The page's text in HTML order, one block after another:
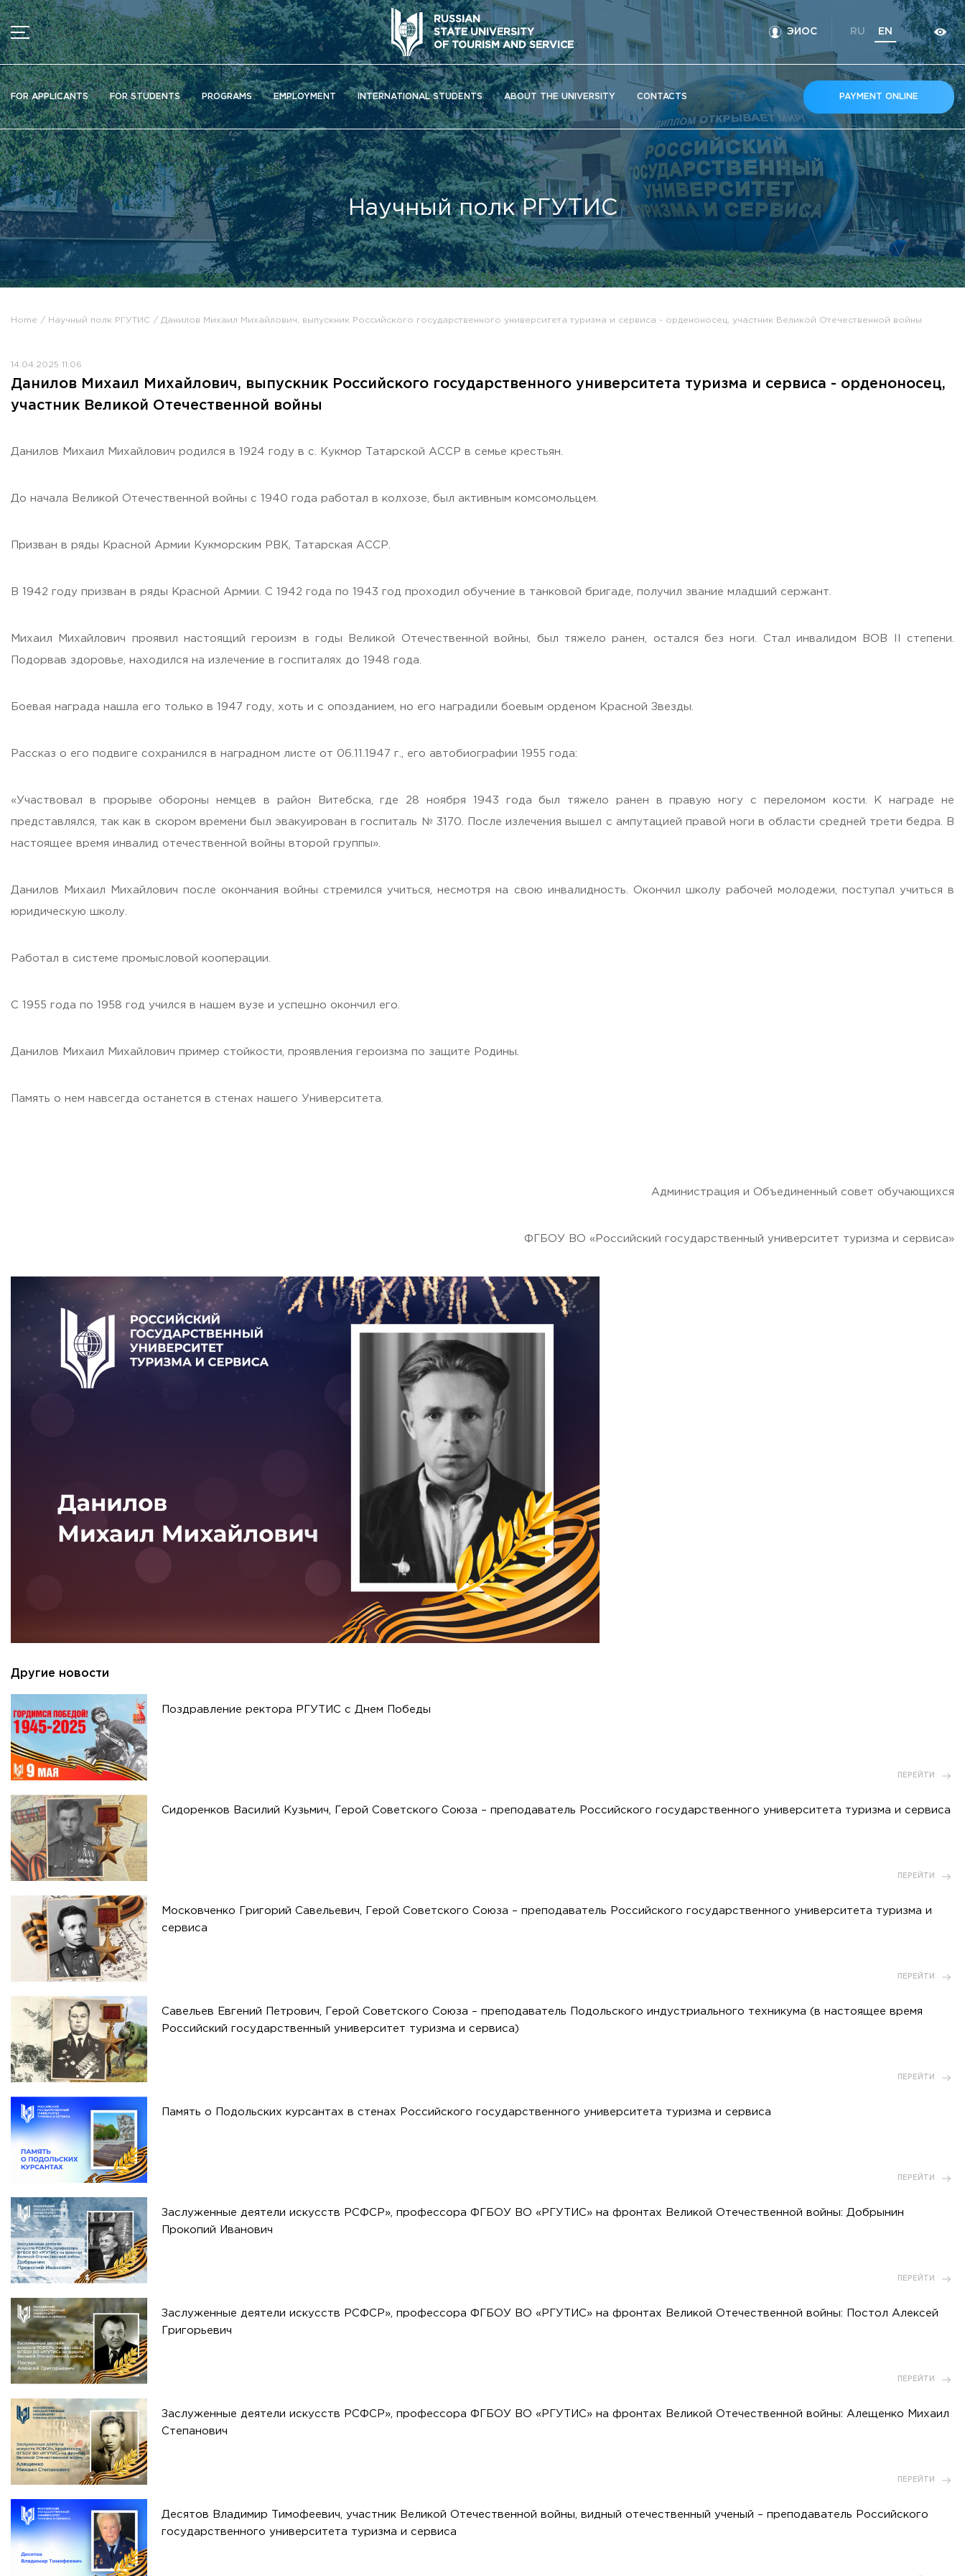
RUSSIAN
STATE UNIVERSITY
OF TOURISM AND SERVICE
ЭИОС RU EN
FOR APPLICANTS FOR STUDENTS PROGRAMS EMPLOYMENT INTERNATIONAL STUDENTS ABOUT THE UNIVERSITY CONTACTS PAYMENT ONLINE
MENU
News
Ads
Documents
Information about educational organization
Officially about admission
Scientific activity
Higher schools / Institutes / Departments
Additional education
Федеральный ресурсный центр
Вакантные места для приема (перевода)
Housing and utilities
Визово-регистрационное сопровождение иностранных граждан
Центр классификации объектов туриндустрии
Olympiads
Corporate Identity
TELEPHONES:
Mo-th: from 09:00 to 18:00;
Научный полк РГУТИС
Home Научный полк РГУТИС Данилов Михаил Михайлович, выпускник Российского государственного университета туризма и сервиса - орденоносец, участник Великой Отечественной войны
14.04.2025 11:06
Данилов Михаил Михайлович, выпускник Российского государственного университета туризма и сервиса - орденоносец,
участник Великой Отечественной войны
Данилов Михаил Михайлович родился в 1924 году в с. Кукмор Татарской АССР в семье крестьян.
До начала Великой Отечественной войны с 1940 года работал в колхозе, был активным комсомольцем.
Призван в ряды Красной Армии Кукморским РВК, Татарская АССР.
В 1942 году призван в ряды Красной Армии. С 1942 года по 1943 год проходил обучение в танковой бригаде, получил звание младший сержант.
Михаил Михайлович проявил настоящий героизм в годы Великой Отечественной войны, был тяжело ранен, остался без ноги. Стал инвалидом ВОВ II степени.
Подорвав здоровье, находился на излечение в госпиталях до 1948 года.
Боевая награда нашла его только в 1947 году, хоть и с опозданием, но его наградили боевым орденом Красной Звезды.
Рассказ о его подвиге сохранился в наградном листе от 06.11.1947 г., его автобиографии 1955 года:
«Участвовал в прорыве обороны немцев в район Витебска, где 28 ноября 1943 года был тяжело ранен в правую ногу с переломом кости. К награде не
представлялся, так как в скором времени был эвакуирован в госпиталь № 3170. После излечения вышел с ампутацией правой ноги в области средней трети бедра. В
настоящее время инвалид отечественной войны второй группы».
Данилов Михаил Михайлович после окончания войны стремился учиться, несмотря на свою инвалидность. Окончил школу рабочей молодежи, поступал учиться в
юридическую школу.
Работал в системе промысловой кооперации.
С 1955 года по 1958 год учился в нашем вузе и успешно окончил его.
Данилов Михаил Михайлович пример стойкости, проявления героизма по защите Родины.
Память о нем навсегда останется в стенах нашего Университета.
Администрация и Объединенный совет обучающихся
ФГБОУ ВО «Российский государственный университет туризма и сервиса»
Другие новости
Поздравление ректора РГУТИС с Днем Победы
ПЕРЕЙТИ
Сидоренков Василий Кузьмич, Герой Советского Союза – преподаватель Российского государственного университета туризма и сервиса
ПЕРЕЙТИ
Московченко Григорий Савельевич, Герой Советского Союза – преподаватель Российского государственного университета туризма и
сервиса
ПЕРЕЙТИ
Савельев Евгений Петрович, Герой Советского Союза – преподаватель Подольского индустриального техникума (в настоящее время
Российский государственный университет туризма и сервиса)
ПЕРЕЙТИ
Память о Подольских курсантах в стенах Российского государственного университета туризма и сервиса
ПЕРЕЙТИ
Заслуженные деятели искусств РСФСР», профессора ФГБОУ ВО «РГУТИС» на фронтах Великой Отечественной войны: Добрынин
Прокопий Иванович
ПЕРЕЙТИ
Заслуженные деятели искусств РСФСР», профессора ФГБОУ ВО «РГУТИС» на фронтах Великой Отечественной войны: Постол Алексей
Григорьевич
ПЕРЕЙТИ
Заслуженные деятели искусств РСФСР», профессора ФГБОУ ВО «РГУТИС» на фронтах Великой Отечественной войны: Алещенко Михаил
Степанович
ПЕРЕЙТИ
Десятов Владимир Тимофеевич, участник Великой Отечественной войны, видный отечественный ученый – преподаватель Российского
государственного университета туризма и сервиса